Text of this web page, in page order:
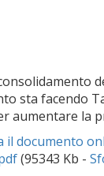
sta facendo
aumentare la
il documento
(95343 Kb -